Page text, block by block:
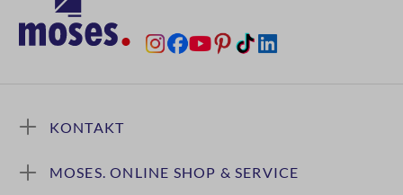
KONTAKT
MOSES. ONLINE SHOP & SERVICE